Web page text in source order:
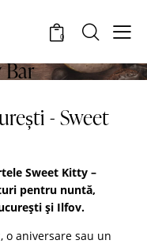
0
- Sweet
Sweet Kitty –
pentru nuntă,
și Ilfov.
o aniversare sau un